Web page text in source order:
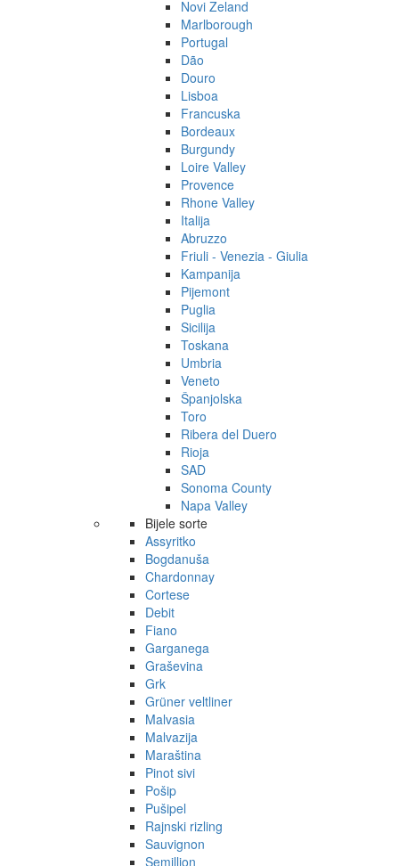
Novi Zeland
Marlborough
Portugal
Dão
Douro
Lisboa
Francuska
Bordeaux
Burgundy
Loire Valley
Provence
Rhone Valley
Italija
Abruzzo
Friuli - Venezia - Giulia
Kampanija
Pijemont
Puglia
Sicilija
Toskana
Umbria
Veneto
Španjolska
Toro
Ribera del Duero
Rioja
SAD
Sonoma County
Napa Valley
Bijele sorte
Assyritko
Bogdanuša
Chardonnay
Cortese
Debit
Fiano
Garganega
Graševina
Grk
Grüner veltliner
Malvasia
Malvazija
Maraština
Pinot sivi
Pošip
Pušipel
Rajnski rizling
Sauvignon
Semillion